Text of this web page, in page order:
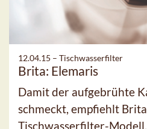
12.04.15 – Tischwasserfilter
Brita: Elemaris
Damit der aufgebrühte
schmeckt, empfiehlt
Tischwasserfilter-Modell.